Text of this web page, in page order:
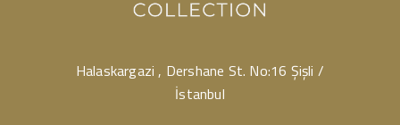
Halaskargazi , Dershane St. No:16 Şişli /
İstanbul